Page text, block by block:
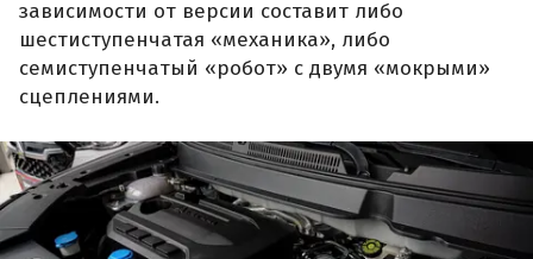
зависимости от версии составит либо
шестиступенчатая «механика», либо
семиступенчатый «робот» с двумя «мокрыми»
сцеплениями.